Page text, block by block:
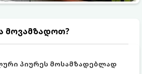
მოვამზადოთ?
პიურეს მოსამზადებლად